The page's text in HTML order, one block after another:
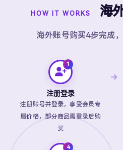
HOW IT WORKS 海
海外账号购买4步完成
注册登录
注册账号并登录，享受会员专
属价格，部分商品需登录后购
买